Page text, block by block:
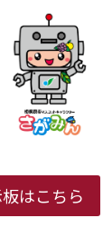
はこちら